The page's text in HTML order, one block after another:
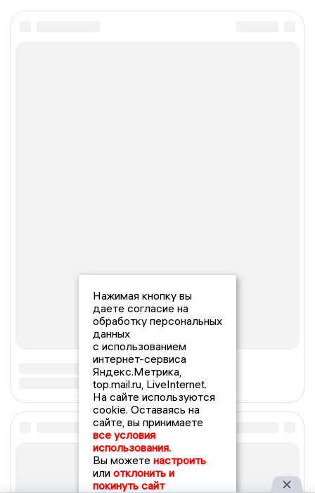
Нажимая кнопку вы
даете согласие на
обработку персональных
данных
с использованием
интернет-сервиса
Яндекс.Метрика,
top.mail.ru, LiveInternet.
На сайте используются
cookie. Оставаясь на
сайте, вы принимаете
все условия
использования.
Вы можете настроить
или отклонить и
покинуть сайт